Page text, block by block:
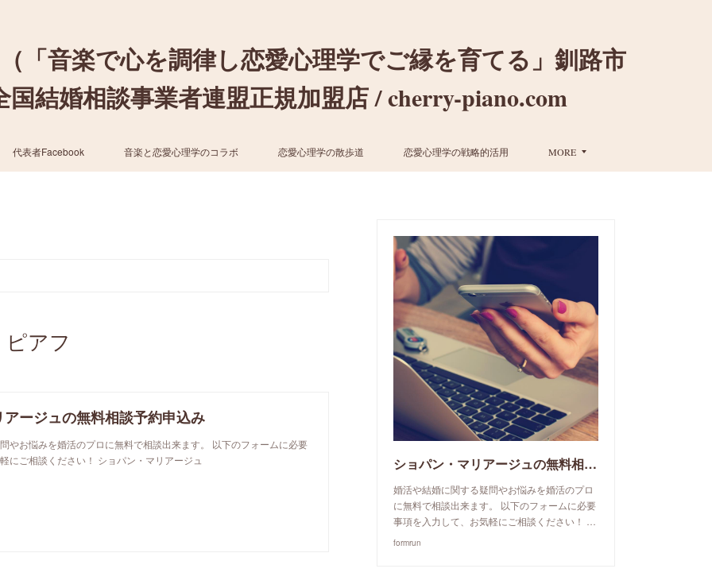
「音楽で心を調律し恋愛心理学でご縁を育てる」釧路市
結婚相談事業者連盟正規加盟店 / cherry-piano.com
代表者Facebook 音楽と恋愛心理学のコラボ 恋愛心理学の散歩道 恋愛心理学の戦略的活用 MORE
アフ
ージュの無料相談予約申込み
やお悩みを婚活のプロに無料で相談出来ます。 以下のフォームに必要
にご相談ください！ ショパン・マリアージュ
ショパン・マリアージュの無料相談予約申込み
婚活や結婚に関する疑問やお悩みを婚活のプロ
に無料で相談出来ます。 以下のフォームに必要
事項を入力して、お気軽にご相談ください！ …
formrun